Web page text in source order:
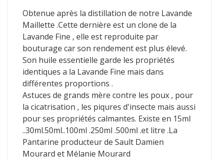
Obtenue après la distillation de notre Lavande
Maillette .Cette dernière est un clone de la
Lavande Fine , elle est reproduite par
bouturage car son rendement est plus élevé.
Son huile essentielle garde les propriétés
identiques a la Lavande Fine mais dans
différentes proportions .
Astuces de grands mère contre les poux , pour
la cicatrisation , les piqures d'insecte mais aussi
pour ses propriétés calmantes. Existe en 15ml
..30ml.50ml..100ml .250ml .500ml .et litre .La
Pantarine producteur de Sault Damien
Mourard et Mélanie Mourard